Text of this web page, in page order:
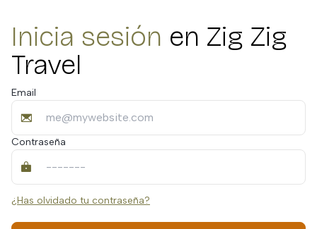
Inicia sesión en Zig Zig
Travel
Email
Contraseña
¿Has olvidado tu contraseña?